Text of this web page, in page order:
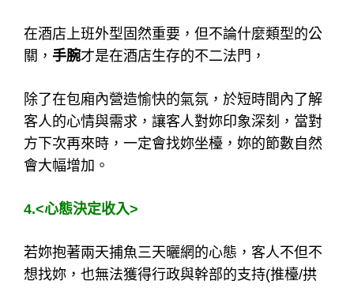
在酒店上班外型固然重要，但不論什麼類型的公
關， 手腕才是在酒店生存的不二法門，
除了在包廂內營造愉快的氣氛，於短時間內了解
客人的心情與需求，讓客人對妳印象深刻，當對
方下次再來時，一定會找妳坐檯，妳的節數自然
會大幅增加。
4.<心態決定收入>
若妳抱著兩天捕魚三天曬網的心態，客人不但不
想找妳，也無法獲得行政與幹部的支持(推檯/拱